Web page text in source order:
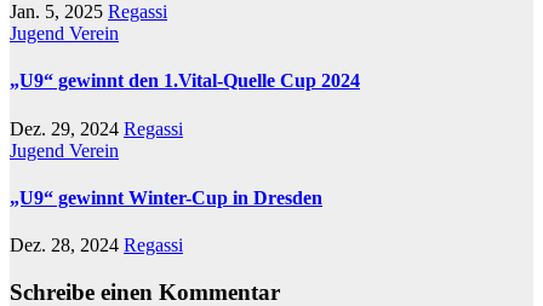
Jan. 5, 2025 Regassi
Jugend Verein
„U9“ gewinnt den 1.Vital-Quelle Cup 2024
Dez. 29, 2024 Regassi
Jugend Verein
„U9“ gewinnt Winter-Cup in Dresden
Dez. 28, 2024 Regassi
Schreibe einen Kommentar